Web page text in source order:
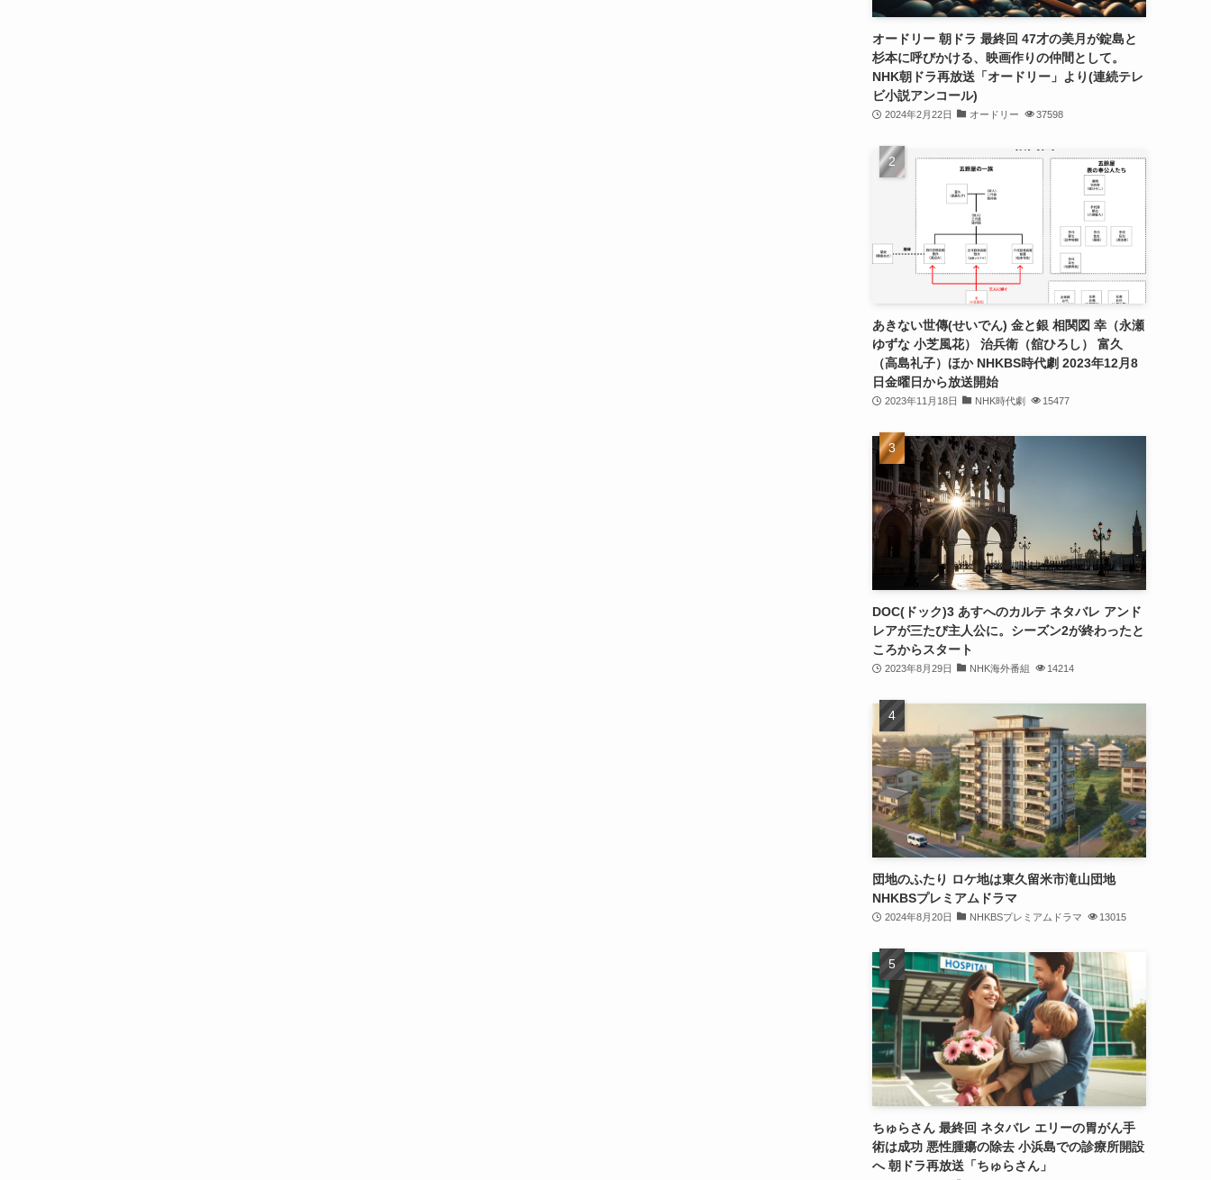
オードリー 朝ドラ 最終回 47才の美月が錠島と
杉本に呼びかける、映画作りの仲間として。
NHK朝ドラ再放送「オードリー」より(連続テレ
ビ小説アンコール)
2024年2月22日 オードリー 37598
あきない世傳(せいでん) 金と銀 相関図 幸（永瀬
ゆずな 小芝風花） 治兵衛（舘ひろし） 富久
（高島礼子）ほか NHKBS時代劇 2023年12月8
日金曜日から放送開始
2023年11月18日 NHK時代劇 15477
DOC(ドック)3 あすへのカルテ ネタバレ アンド
レアが三たび主人公に。シーズン2が終わったと
ころからスタート
2023年8月29日 NHK海外番組 14214
団地のふたり ロケ地は東久留米市滝山団地
NHKBSプレミアムドラマ
2024年8月20日 NHKBSプレミアムドラマ 13015
ちゅらさん 最終回 ネタバレ エリーの胃がん手
術は成功 悪性腫瘍の除去 小浜島での診療所開設
へ 朝ドラ再放送「ちゅらさん」